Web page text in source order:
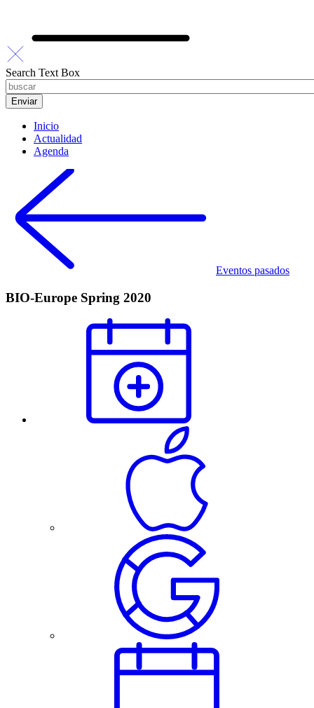
Search Text Box
Inicio
Actualidad
Agenda
Eventos pasados
BIO-Europe Spring 2020